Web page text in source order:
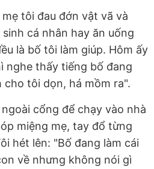
tôi đau đớn vật vã và
cá nhân hay ăn uống
là bố tôi làm giúp. Hôm ấy
nghe thấy tiếng bố đang
cho tôi dọn, há mồm ra".
cổng để chạy vào nhà
miệng mẹ, tay đổ từng
hét lên: "Bố đang làm cái
về nhưng không nói gì